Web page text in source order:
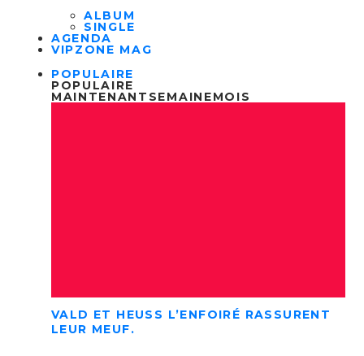
ALBUM
SINGLE
AGENDA
VIPZONE MAG
POPULAIRE
POPULAIRE
MAINTENANT SEMAINEMOIS
VALD ET HEUSS L’ENFOIRÉ RASSURENT
LEUR MEUF.